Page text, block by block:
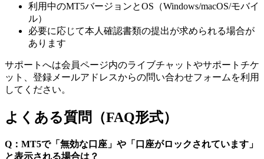
利用中のMT5バージョンとOS（Windows/macOS/モバイ
ル）
必要に応じて本人確認書類の提出が求められる場合が
あります
サポートへは会員ページ内のライブチャットやサポートチケ
ット、登録メールアドレスからの問い合わせフォームを利用
してください。
よくある質問（FAQ形式）
Q：MT5で「無効な口座」や「口座がロックされています」
と表示される場合は？